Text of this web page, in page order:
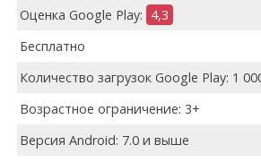
Оценка Google Play: 4,3
Бесплатно
Количество загрузок Google Play: 1
Возрастное ограничение: 3+
Версия Android: 7.0 и выше